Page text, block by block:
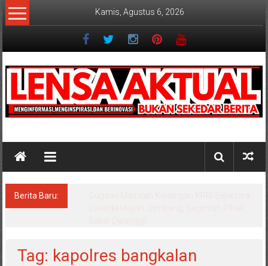
Lompat
ke
Kamis, Agustus 6, 2026
Berita Baru:
Tag: kapolres bangkalan